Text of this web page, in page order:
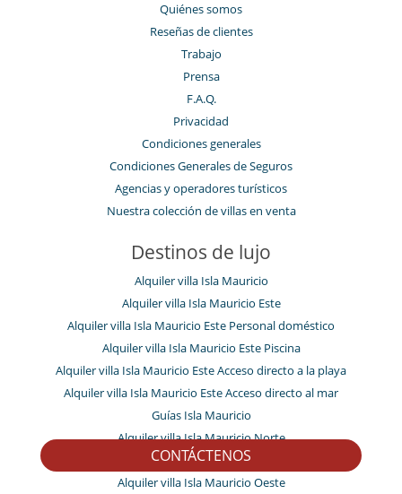
CONTÁCTENOS
Quiénes somos
Reseñas de clientes
Trabajo
Prensa
F.A.Q.
Privacidad
Condiciones generales
Condiciones Generales de Seguros
Agencias y operadores turísticos
Nuestra colección de villas en venta
Destinos de lujo
Alquiler villa Isla Mauricio
Alquiler villa Isla Mauricio Este
Alquiler villa Isla Mauricio Este Personal doméstico
Alquiler villa Isla Mauricio Este Piscina
Alquiler villa Isla Mauricio Este Acceso directo a la playa
Alquiler villa Isla Mauricio Este Acceso directo al mar
Guías Isla Mauricio
Alquiler villa Isla Mauricio Norte
Alquiler villa Isla Mauricio Sur
Alquiler villa Isla Mauricio Oeste